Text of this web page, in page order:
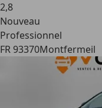
2,8
Nouveau
Professionnel
FR 93370Montfermeil